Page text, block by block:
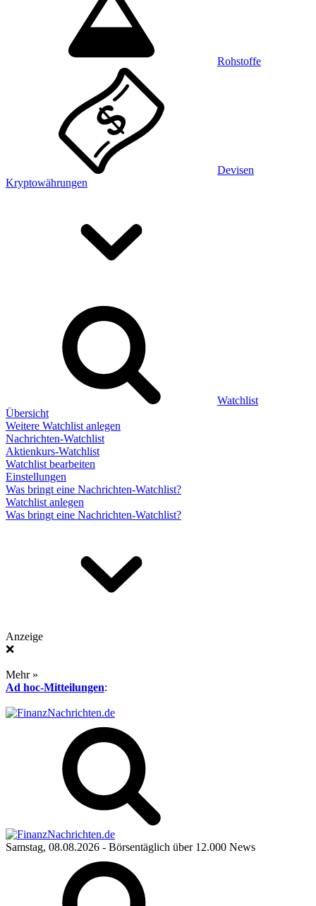
Rohstoffe
Devisen
Kryptowährungen
Watchlist
Übersicht
Weitere Watchlist anlegen
Nachrichten-Watchlist
Aktienkurs-Watchlist
Watchlist bearbeiten
Einstellungen
Was bringt eine Nachrichten-Watchlist?
Watchlist anlegen
Was bringt eine Nachrichten-Watchlist?
Anzeige
❌
Mehr »
Ad hoc-Mitteilungen:
Samstag, 08.08.2026 - Börsentäglich über 12.000 News